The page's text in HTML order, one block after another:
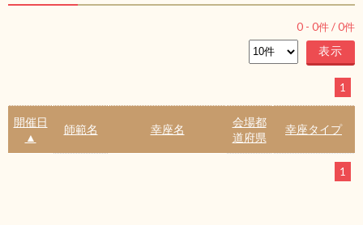
0 - 0件 /0件
1
開催日
▲
師範名 幸座名
会場都
道府県
幸座タイプ
1